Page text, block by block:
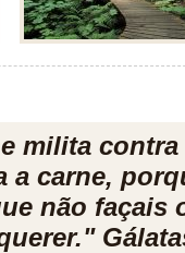
milita
a carne,
não façais